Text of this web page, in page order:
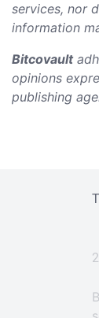
services, nor
information
Bitcovault
opinions
publishing